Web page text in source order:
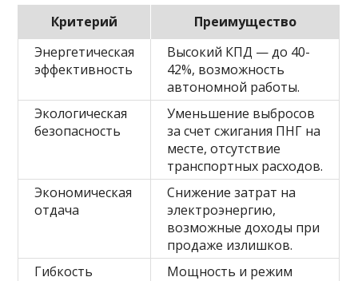
Критерий
Преимущество
Энергетическая
эффективность
Высокий КПД — до 40-
42%, возможность
автономной работы.
Экологическая
безопасность
Уменьшение выбросов
за счет сжигания ПНГ на
месте, отсутствие
транспортных расходов.
Экономическая
отдача
Снижение затрат на
электроэнергию,
возможные доходы при
продаже излишков.
Гибкость
Мощность и режим